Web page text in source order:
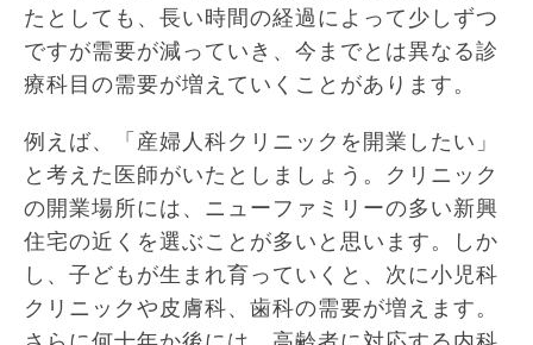
たとしても、長い時間の経過によって少しずつ
ですが需要が減っていき、今までとは異なる診
療科目の需要が増えていくことがあります。
例えば、「産婦人科クリニックを開業したい」
と考えた医師がいたとしましょう。クリニック
の開業場所には、ニューファミリーの多い新興
住宅の近くを選ぶことが多いと思います。しか
し、子どもが生まれ育っていくと、次に小児科
クリニックや皮膚科、歯科の需要が増えます。